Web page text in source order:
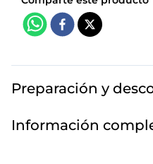
Preparación y
Información
10. pollo